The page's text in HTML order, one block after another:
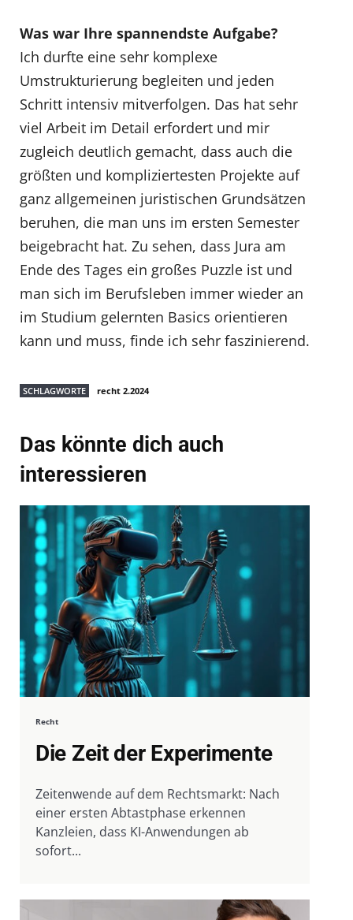
Was war Ihre spannendste Aufgabe?
Ich durfte eine sehr komplexe
Umstrukturierung begleiten und jeden
Schritt intensiv mitverfolgen. Das hat sehr
viel Arbeit im Detail erfordert und mir
zugleich deutlich gemacht, dass auch die
größten und kompliziertesten Projekte auf
ganz allgemeinen juristischen Grundsätzen
beruhen, die man uns im ersten Semester
beigebracht hat. Zu sehen, dass Jura am
Ende des Tages ein großes Puzzle ist und
man sich im Berufsleben immer wieder an
im Studium gelernten Basics orientieren
kann und muss, finde ich sehr faszinierend.
SCHLAGWORTE recht 2.2024
Das könnte dich auch
interessieren
Recht
Die Zeit der Experimente
Zeitenwende auf dem Rechtsmarkt: Nach
einer ersten Abtastphase erkennen
Kanzleien, dass KI-Anwendungen ab
sofort...